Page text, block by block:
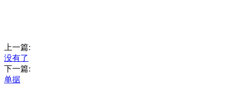
上一篇:
没有了
下一篇:
单据